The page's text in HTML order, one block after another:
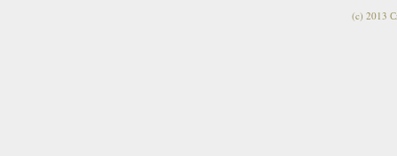
(c) 2013